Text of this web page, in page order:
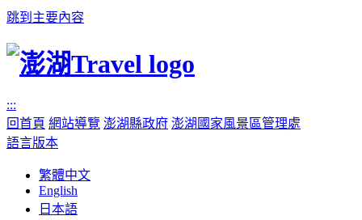
跳到主要內容
:::
回首頁 網站導覽 澎湖縣政府 澎湖國家風景區管理處
語言版本
繁體中文
English
日本語